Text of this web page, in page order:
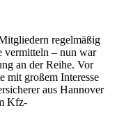
regelmäßig
vermitteln – nun war
an der Reihe. Vor
mit großem Interesse
aus Hannover
Kfz-